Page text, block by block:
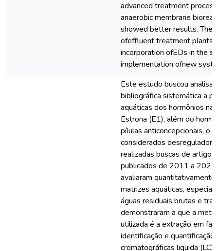
advanced treatment
anaerobic membrane
showed better results. The
ofeffluent treatment plants
incorporation ofEDs in the
implementation ofnew
Este estudo buscou
bibliográfica sistemática a
aquáticas dos hormônios
Estrona (E1), além do
pílulas anticoncepcionais, o
considerados
realizadas buscas de
publicados de 2011 a 2021
avaliaram
matrizes aquáticas,
águas residuais brutas e
demonstraram a que a
utilizada é a extração em
identificação e
cromatográficas liquida